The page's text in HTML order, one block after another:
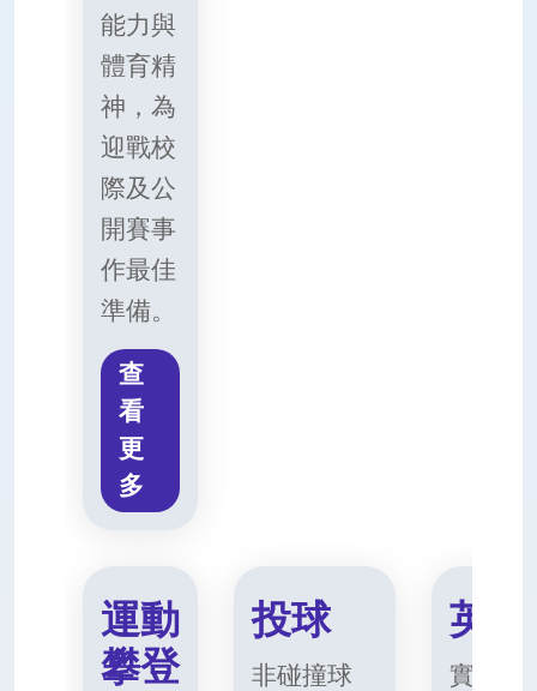
能力與
體育精
神，為
迎戰校
際及公
開賽事
作最佳
準備。
查
看
更
多
運動
攀登
投球
非碰撞球
英
實踐中